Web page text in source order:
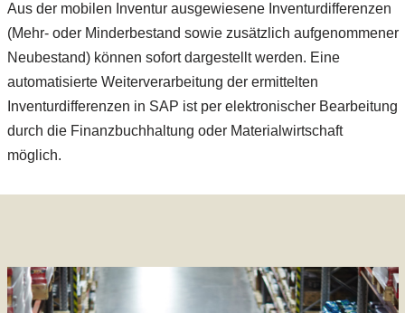
Aus der mobilen Inventur ausgewiesene Inventurdifferenzen
(Mehr- oder Minderbestand sowie zusätzlich aufgenommener
Neubestand) können sofort dargestellt werden. Eine
automatisierte Weiterverarbeitung der ermittelten
Inventurdifferenzen in SAP ist per elektronischer Bearbeitung
durch die Finanzbuchhaltung oder Materialwirtschaft
möglich.